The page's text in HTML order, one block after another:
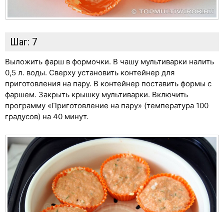
Шаг: 7
Выложить фарш в формочки. В чашу мультиварки налить
0,5 л. воды. Сверху установить контейнер для
приготовления на пару. В контейнер поставить формы с
фаршем. Закрыть крышку мультиварки. Включить
программу «Приготовление на пару» (температура 100
градусов) на 40 минут.